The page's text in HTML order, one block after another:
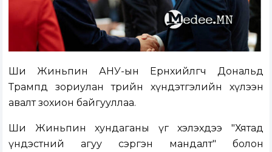
Ши Жиньпин АНУ-ын Ерөнхийлөгч Дональд
Трампд зориулан төрийн хүндэтгэлийн хүлээн
авалт зохион байгууллаа.
Ши Жиньпин хундаганы үг хэлэхдээ "Хятад
үндэстний агуу сэргэн мандалт" болон